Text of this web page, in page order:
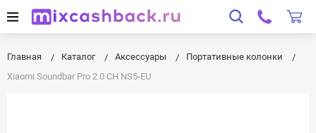
Главная Каталог Аксессуары
Портативные колонки
Xiaomi Soundbar Pro 2.0 CH NS5-EU